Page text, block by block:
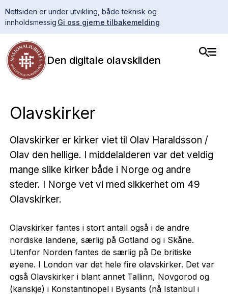
Nettsiden er under utvikling, både teknisk og
innholdsmessig Gi oss gjerne tilbakemelding
Den digitale olavskilden
Olavskirker
Olavskirker er kirker viet til Olav Haraldsson /
Olav den hellige. I middelalderen var det veldig
mange slike kirker både i Norge og andre
steder. I Norge vet vi med sikkerhet om 49
Olavskirker.
Olavskirker fantes i stort antall også i de andre
nordiske landene, særlig på Gotland og i Skåne.
Utenfor Norden fantes de særlig på De britiske
øyene. I London var det hele fire olavskirker. Det var
også Olavskirker i blant annet Tallinn, Novgorod og
(kanskje) i Konstantinopel i Bysants (nå Istanbul i